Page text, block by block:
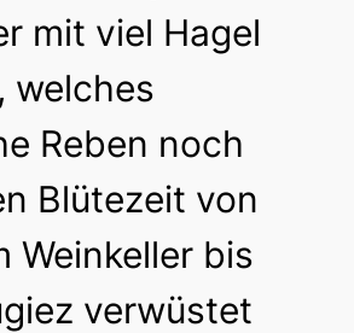
mit viel Hagel
welches
Reben noch
Blütezeit von
Weinkeller bis
verwüstet